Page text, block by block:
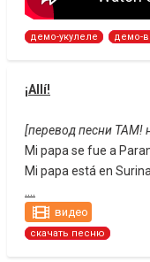
демо-укулеле демо-
¡Allí!
[перевод песни ТАМ!
Mi papa se fue a
Mi papa está en
видео
скачать песню